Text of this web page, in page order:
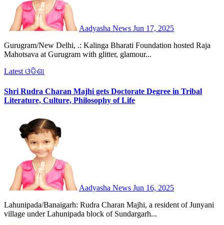
Aadyasha News Jun 17, 2025
Gurugram/New Delhi, .: Kalinga Bharati Foundation hosted Raja
Mahotsava at Gurugram with glitter, glamour...
Latest ଓଡିଶା
Shri Rudra Charan Majhi gets Doctorate Degree in Tribal
Literature, Culture, Philosophy of Life
Aadyasha News Jun 16, 2025
Lahunipada/Banaigarh: Rudra Charan Majhi, a resident of Junyani
village under Lahunipada block of Sundargarh...